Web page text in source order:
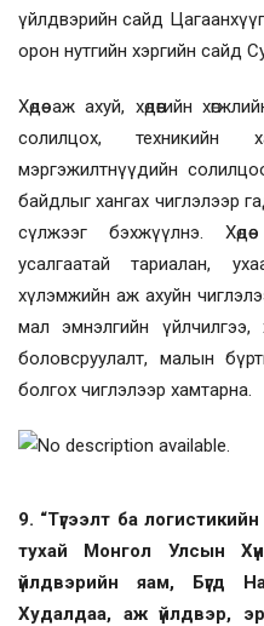
үйлдвэрийн сайд
орон нутгийн хэргийн сайд
Хөдөө аж ахуй, хөдөөгийн
солилцох, техникийн
мэргэжилтнүүдийн
байдлыг хангах чиглэлээр
сүлжээг бэхжүүлнэ.
усалгаатай тариалан,
хүлэмжийн аж ахуйн
мал эмнэлгийн үйлчилгээ,
боловсруулалт, малын
болгох чиглэлээр хамтарна.
9. “Түгээлт ба
тухай Монгол Улсын
үйлдвэрийн яам, Бүгд
Худалдаа, аж үйлдвэр,